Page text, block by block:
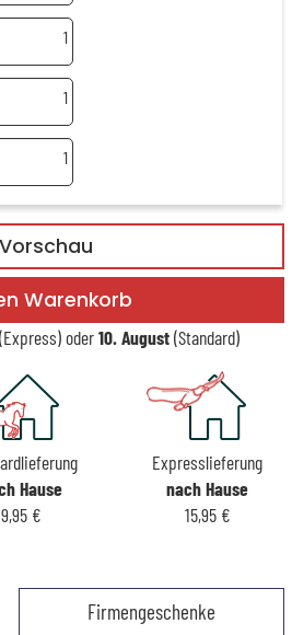
1
1
1
Vorschau
Warenkorb
oder10. August(Standard)
Hause
9,95 €
Expresslieferung
nach Hause
15,95 €
Firmengeschenke